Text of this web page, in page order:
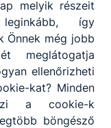
melyik részeit
így
Önnek még jobb
meglátogatja
ellenőrizheti
kat? Minden
a cookie-k
böngésző